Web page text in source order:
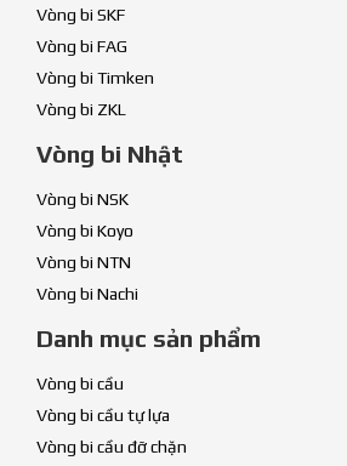
Vòng bi SKF
Vòng bi FAG
Vòng bi Timken
Vòng bi ZKL
Vòng bi Nhật
Vòng bi NSK
Vòng bi Koyo
Vòng bi NTN
Vòng bi Nachi
Danh mục sản phẩm
Vòng bi cầu
Vòng bi cầu tự lựa
Vòng bi cầu đỡ chặn